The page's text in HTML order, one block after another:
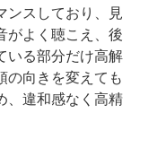
ンスしており、見
がよく聴こえ、後
いる部分だけ高解
の向きを変えても
、違和感なく高精